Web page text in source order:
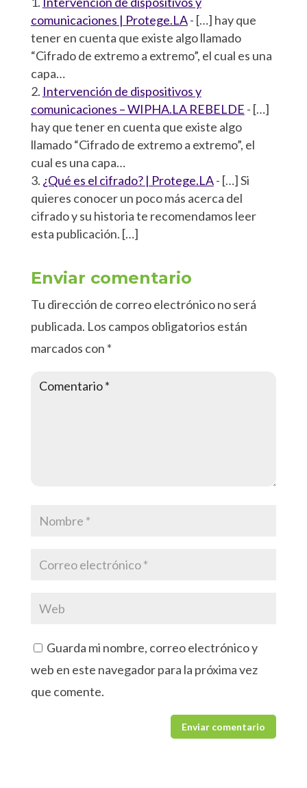
comunicaciones | Protege.LA- […] hay que
tener en cuenta que existe algo llamado
“Cifrado de extremo a extremo”, el cual es una
capa…
Intervención de dispositivos y
comunicaciones – WIPHA.LA REBELDE - […]
hay que tener en cuenta que existe algo
llamado “Cifrado de extremo a extremo”, el
cual es una capa…
¿Qué es el cifrado? | Protege.LA- […] Si
quieres conocer un poco más acerca del
cifrado y su historia te recomendamos leer
esta publicación. […]
Enviar comentario
Tu dirección de correo electrónico no será
publicada. Los campos obligatorios están
marcados con *
Guarda mi nombre, correo electrónico y
web en este navegador para la próxima vez
que comente.